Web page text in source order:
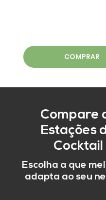
COMPRAR
Compare
Estações
Cocktail
Escolha a que
adapta ao seu